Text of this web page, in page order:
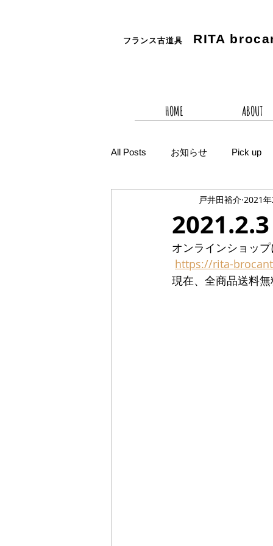
フランス古道具 RITA
HOME ABOUT
All Posts お知らせ Pick up
戸井田裕介 2021
オンラインショッ
https://rita-
現在、全商品送料